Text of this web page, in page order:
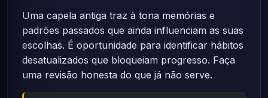
Uma capela antiga traz à tona memórias e
padrões passados que ainda influenciam as suas
escolhas. É oportunidade para identificar hábitos
desatualizados que bloqueiam progresso. Faça
uma revisão honesta do que já não serve.